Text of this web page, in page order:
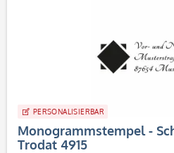
PERSONALISIERBAR
Monogrammstempel -
Trodat 4915